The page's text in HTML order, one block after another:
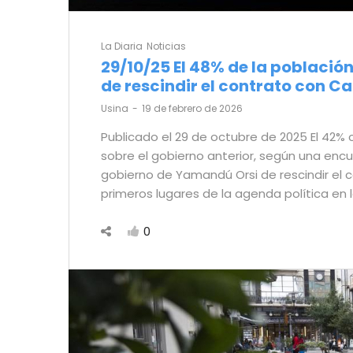
La Diaria Noticias
29/10/25 El 48% de la
de rescindir el contrato con
by
Usina 19 de febrero de 2026
Publicado el 29 de octubre de 2025 El
sobre el gobierno anterior, según una
gobierno de Yamandú Orsi de rescindir
primeros lugares de la agenda política en
0